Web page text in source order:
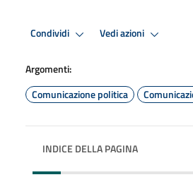
Condividi Vedi azioni
Argomenti:
Comunicazione politica
INDICE DELLA PAGINA